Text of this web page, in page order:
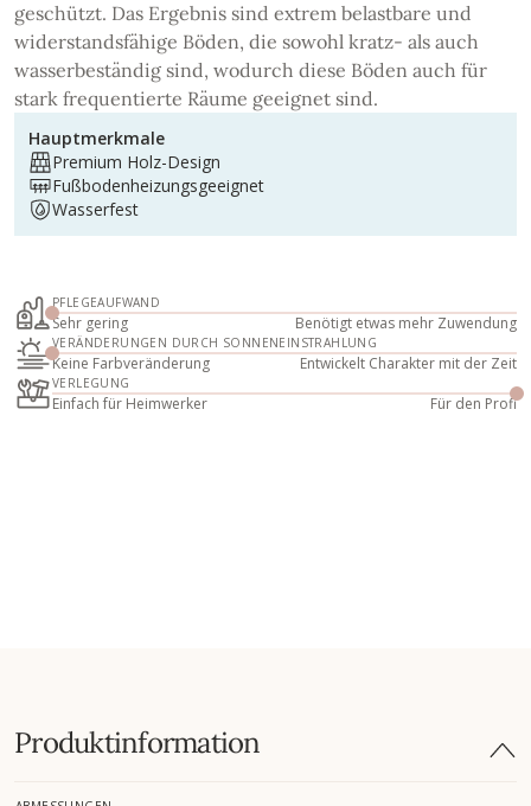
geschützt. Das Ergebnis sind extrem belastbare und
widerstandsfähige Böden, die sowohl kratz- als auch
wasserbeständig sind, wodurch diese Böden auch für
stark frequentierte Räume geeignet sind.
Hauptmerkmale
Premium Holz-Design
Fußbodenheizungsgeeignet
Wasserfest
PFLEGEAUFWAND
Sehr gering Benötigt etwas mehr Zuwendung
VERÄNDERUNGEN DURCH SONNENEINSTRAHLUNG
Keine Farbveränderung Entwickelt Charakter mit der Zeit
VERLEGUNG
Einfach für Heimwerker Für den Profi
Produktinformation